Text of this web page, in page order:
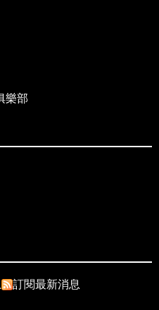
樂部
訂閱最新消息